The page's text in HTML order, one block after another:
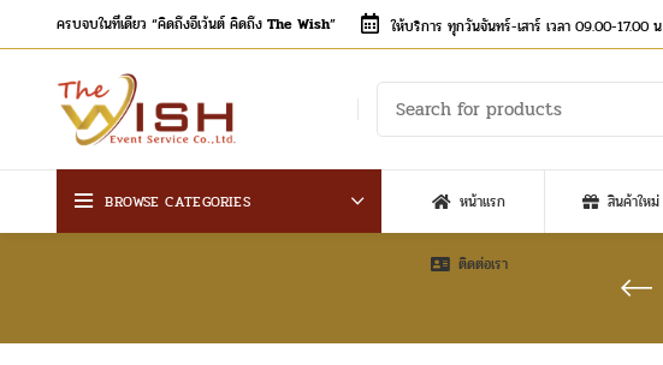
ครบจบในที่เดียว “คิดถึงอีเว้นต์ คิดถึง The Wish” ให้บริการ ทุกวันจันทร์-เสาร์ เวลา 09.00-17.00 น
BROWSE CATEGORIES หน้าแรก สินค้าใหม่
ติดต่อเรา